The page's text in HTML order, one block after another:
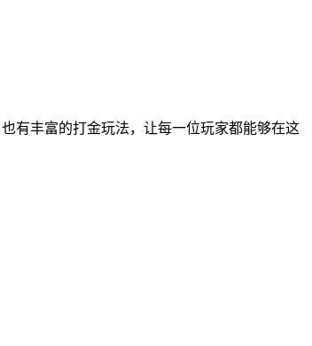
有丰富的打金玩法，让每一位玩家都能够在这